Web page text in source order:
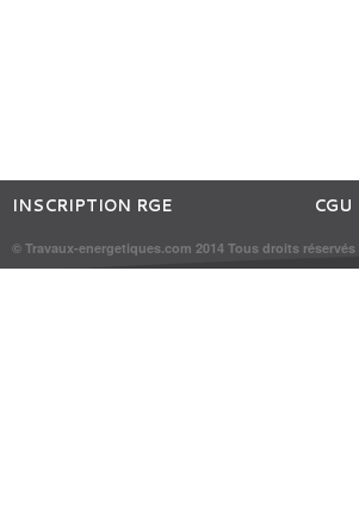
INSCRIPTION RGE CGU
© Travaux-energetiques.com 2014 Tous droits réservés